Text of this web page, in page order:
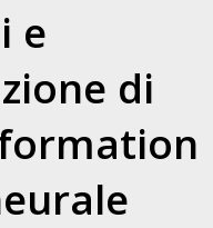
e
di